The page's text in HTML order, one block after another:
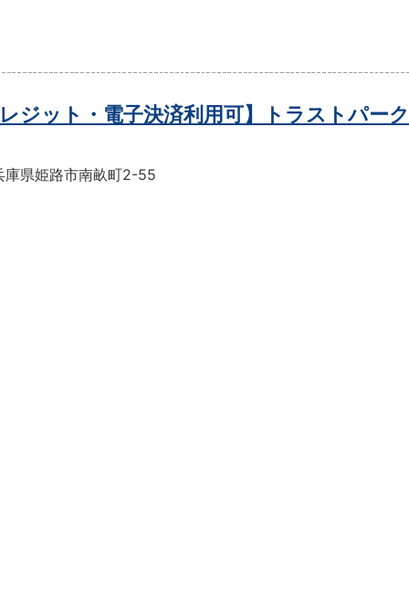
レジット・電子決済利用可】トラストパー
庫県姫路市南畝町2-55